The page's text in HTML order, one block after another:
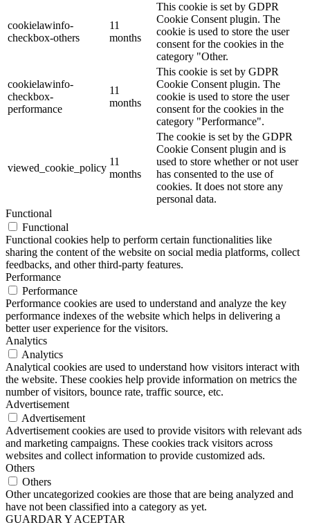
cookielawinfo-
checkbox-others
11
months
This cookie is set by GDPR
Cookie Consent plugin. The
cookie is used to store the user
consent for the cookies in the
category "Other.
cookielawinfo-
checkbox-
performance
11
months
This cookie is set by GDPR
Cookie Consent plugin. The
cookie is used to store the user
consent for the cookies in the
category "Performance".
viewed_cookie_policy
11
months
The cookie is set by the GDPR
Cookie Consent plugin and is
used to store whether or not user
has consented to the use of
cookies. It does not store any
personal data.
Functional
Functional
Functional cookies help to perform certain functionalities like
sharing the content of the website on social media platforms, collect
feedbacks, and other third-party features.
Performance
Performance
Performance cookies are used to understand and analyze the key
performance indexes of the website which helps in delivering a
better user experience for the visitors.
Analytics
Analytics
Analytical cookies are used to understand how visitors interact with
the website. These cookies help provide information on metrics the
number of visitors, bounce rate, traffic source, etc.
Advertisement
Advertisement
Advertisement cookies are used to provide visitors with relevant ads
and marketing campaigns. These cookies track visitors across
websites and collect information to provide customized ads.
Others
Others
Other uncategorized cookies are those that are being analyzed and
have not been classified into a category as yet.
GUARDAR Y ACEPTAR